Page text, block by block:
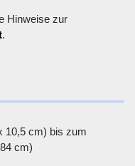
Hinweise zur
.
10,5 cm) bis zum
cm)